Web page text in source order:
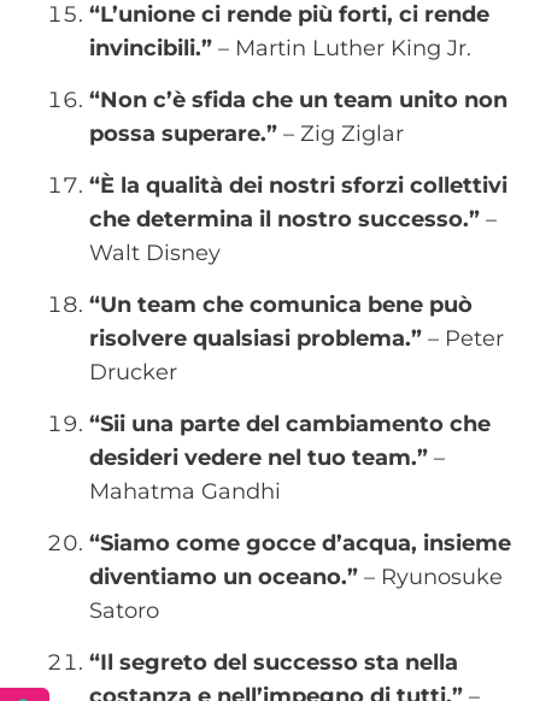
“L’unione ci rende più forti, ci rende
invincibili.” – Martin Luther King Jr.
“Non c’è sfida che un team unito non
possa superare.” – Zig Ziglar
“È la qualità dei nostri sforzi collettivi
che determina il nostro successo.” –
Walt Disney
“Un team che comunica bene può
risolvere qualsiasi problema.” – Peter
Drucker
“Sii una parte del cambiamento che
desideri vedere nel tuo team.” –
Mahatma Gandhi
“Siamo come gocce d’acqua, insieme
diventiamo un oceano.” – Ryunosuke
Satoro
“Il segreto del successo sta nella